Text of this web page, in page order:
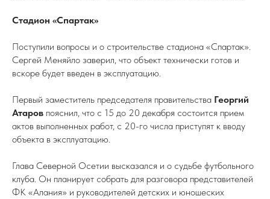
Стадион «Спартак»
Поступили вопросы и о строительстве стадиона «Спартак».
Сергей Меняйло заверил, что объект технически готов и
вскоре будет введен в эксплуатацию.
Первый заместитель председателя правительства Георгий
Атаров пояснил, что с 15 до 20 декабря состоится прием
актов выполненных работ, с 20-го числа приступят к вводу
объекта в эксплуатацию.
Глава Северной Осетии высказался и о судьбе футбольного
клуба. Он планирует собрать для разговора представителей
ФК «Алания» и руководителей детских и юношеских